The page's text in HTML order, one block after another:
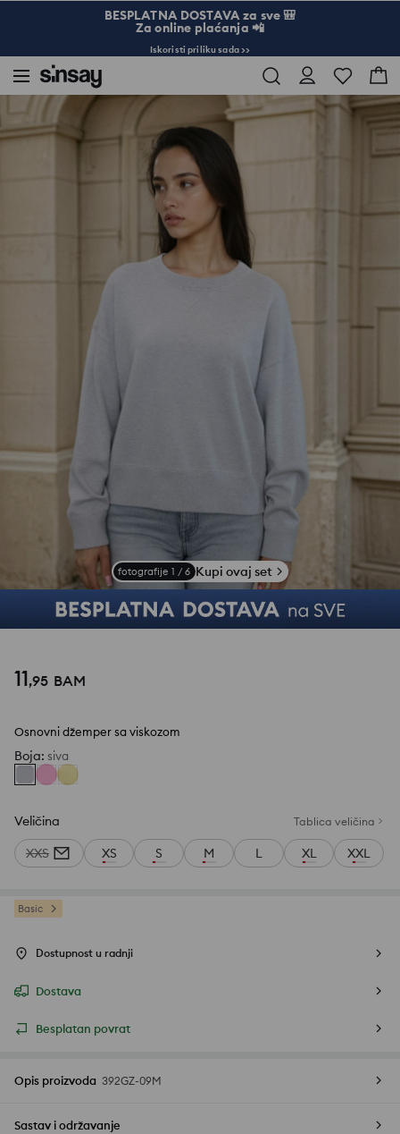
BESPLATNA DOSTAVA za sve 🎒
Za online plaćanja 📲
Iskoristi priliku sada >>
Osnovni džemper sa viskozom
fotografije 1 / 6 Kupi ovaj set
11,95 BAM
Osnovni džemper sa viskozom
Boja: siva
Veličina Tablica veličina
XXS XS S M L XL XXL
Basic
Dostupnost u radnji
Dostava
Besplatan povrat
Opis proizvoda 392GZ-09M
Sastav i održavanje